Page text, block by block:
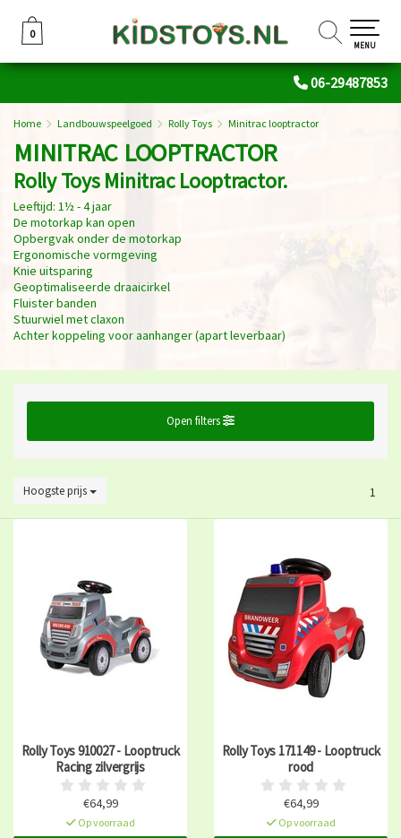
06-29487853
0
0
MENU
Home Landbouwspeelgoed Rolly Toys Minitrac looptractor
MINITRAC LOOPTRACTOR
Rolly Toys Minitrac Looptractor.
Leeftijd: 1½ - 4 jaar
De motorkap kan open
Opbergvak onder de motorkap
Ergonomische vormgeving
Knie uitsparing
Geoptimaliseerde draaicirkel
Fluister banden
Stuurwiel met claxon
Achter koppeling voor aanhanger (apart leverbaar)
Open filters
Hoogste prijs 1
Rolly Toys 910027 - Looptruck
Racing zilvergrijs
€64,99
Op voorraad
Rolly Toys 171149 - Looptruck
rood
€64,99
Op voorraad